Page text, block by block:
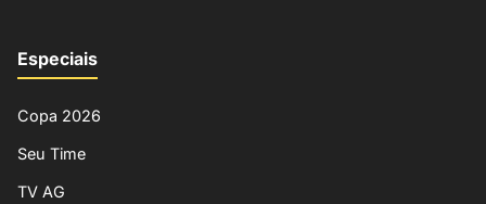
Especiais
Copa 2026
Seu Time
TV AG